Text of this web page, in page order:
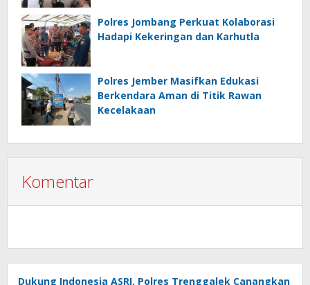
Polres Jombang Perkuat Kolaborasi
Hadapi Kekeringan dan Karhutla
Polres Jember Masifkan Edukasi
Berkendara Aman di Titik Rawan
Kecelakaan
Komentar
Dukung Indonesia ASRI, Polres Trenggalek Canangkan